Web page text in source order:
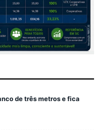
de três metros e fica